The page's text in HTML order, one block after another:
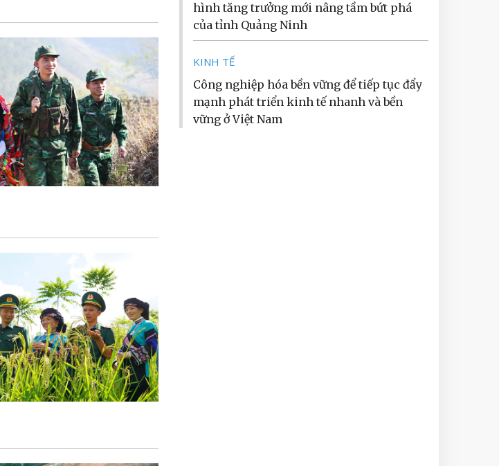
hình tăng trưởng mới nâng tầm bứt phá
của tỉnh Quảng Ninh
KINH TẾ
Công nghiệp hóa bền vững để tiếp tục đẩy
mạnh phát triển kinh tế nhanh và bền
vững ở Việt Nam